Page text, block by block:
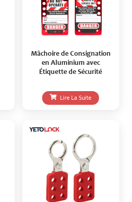
Mâchoire de Consignation
en Aluminium avec
Étiquette de Sécurité
Lire La Suite